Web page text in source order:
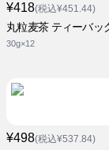
¥418(税込¥451.44)
丸粒麦茶 ティーバッ
30g×12
¥498(税込¥537.84)